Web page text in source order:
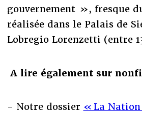
gouvernement », fresque
réalisée dans le Palais de
Lobregio Lorenzetti (entre
A lire également sur
- Notre dossier « La Nation